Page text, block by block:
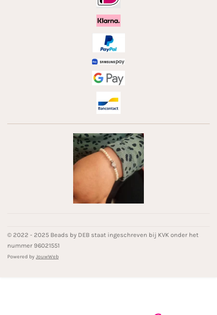
© 2022 - 2025 Beads by DEB staat ingeschreven bij KVK onder het
nummer 96021551
Powered by JouwWeb